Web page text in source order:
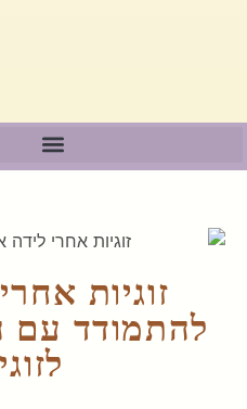
זוגיות
להתמודד עם